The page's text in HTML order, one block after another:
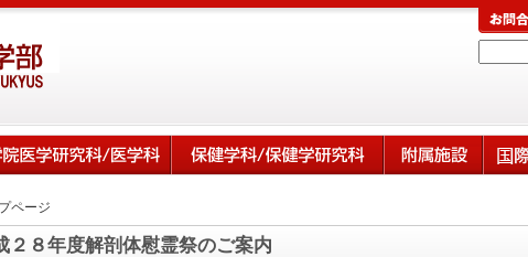
ページ
２８年度解剖体慰霊祭のご案内